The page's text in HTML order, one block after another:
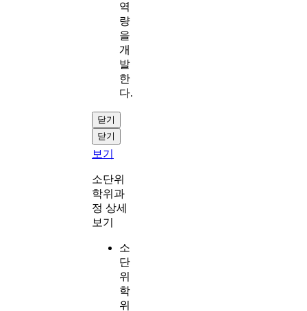
역
량
을
개
발
한
다.
닫기
닫기
보기
소단위
학위과
정 상세
보기
소
단
위
학
위